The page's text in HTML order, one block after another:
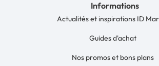
Informations
Actualités et inspirations ID
Guides d'achat
Nos promos et bons plans